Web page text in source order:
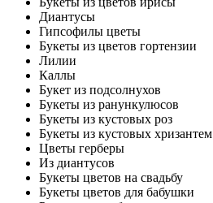
Диантусы
Гипсофилы цветы
Букеты из цветов гортензии
Лилии
Каллы
Букет из подсолнухов
Букеты из ранункулюсов
Букеты из кустовых роз
Букеты из кустовых хризантем
Цветы герберы
Из диантусов
Букеты цветов на свадьбу
Букеты цветов для бабушки